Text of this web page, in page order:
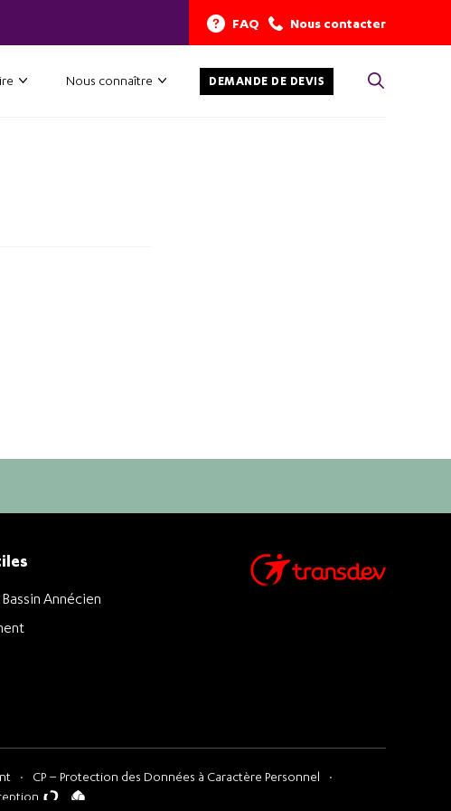
FAQ Nous contacter
Nous connaître DEMANDE DE DEVIS
Annécien
CP – Protection des Données à Caractère Personnel